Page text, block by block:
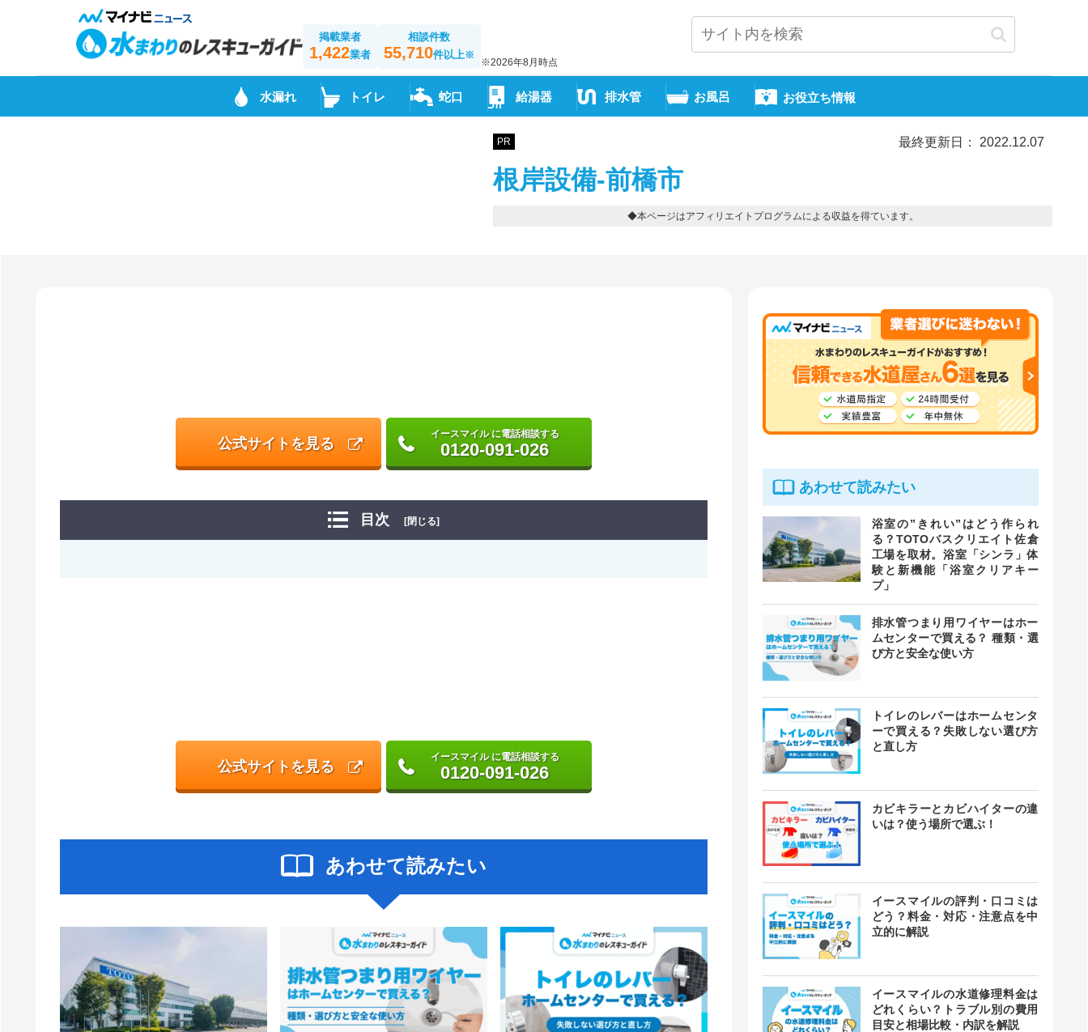
掲載業者
1,422業者
相談件数
55,710件以上※
※2026年8月時点
水漏れ トイレ 蛇口 給湯器 排水管 お風呂 お役立ち情報
PR 最終更新日： 2022.12.07
根岸設備-前橋市
◆本ページはアフィリエイトプログラムによる収益を得ています。
公式サイトを見る
イースマイル に電話相談する
0120-091-026
目次 [閉じる]
公式サイトを見る
イースマイル に電話相談する
0120-091-026
あわせて読みたい
あわせて読みたい
浴室の”きれい”はどう作られ
る？TOTOバスクリエイト佐倉
工場を取材。浴室「シンラ」体
験と新機能「浴室クリアキー
プ」
排水管つまり用ワイヤーはホー
ムセンターで買える？ 種類・選
び方と安全な使い方
トイレのレバーはホームセンタ
ーで買える？失敗しない選び方
と直し方
カビキラーとカビハイターの違
いは？使う場所で選ぶ！
イースマイルの評判・口コミは
どう？料金・対応・注意点を中
立的に解説
イースマイルの水道修理料金は
どれくらい？トラブル別の費用
目安と相場比較・内訳を解説